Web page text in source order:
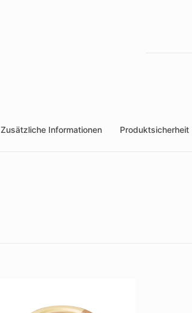
Zusätzliche Informationen Produktsicherheit